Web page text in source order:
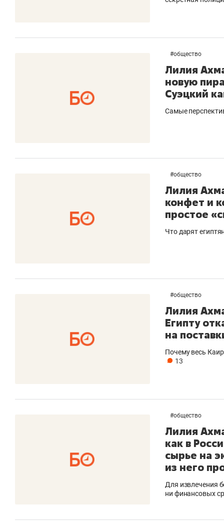
#общество
Лилия
новую
Суэцкий
Самые
#общество
Лилия
конфет и
простое
Что дарят
#общество
Лилия
Египту
на
Почему весь
13
#общество
Лилия
как в
сырье на
из него
Для извлечения
ни финансовых